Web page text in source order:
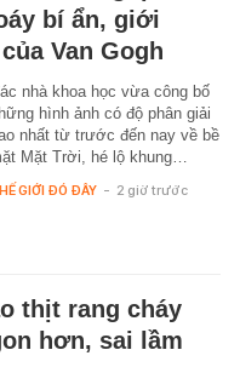
bí ẩn, giới
Van Gogh
nhà khoa học vừa công bố
hình ảnh có độ phân giải
nhất từ trước đến nay về bề
Mặt Trời, hé lộ khung…
GIỚI ĐÓ ĐÂY - 2 giờ trước
thịt rang cháy
hơn, sai lầm